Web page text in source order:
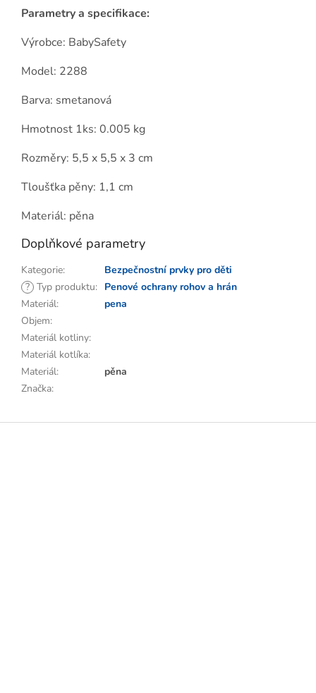
Parametry a specifikace:
Výrobce: BabySafety
Model: 2288
Barva: smetanová
Hmotnost 1ks: 0.005 kg
Rozměry: 5,5 x 5,5 x 3 cm
Tloušťka pěny: 1,1 cm
Materiál: pěna
Doplňkové parametry
Kategorie:
Bezpečnostní prvky pro děti
? Typ produktu: Penové ochrany rohov a hrán
Materiál:
pena
Objem:
Materiál kotliny:
Materiál kotlíka:
Materiál:
pěna
Značka:
Z